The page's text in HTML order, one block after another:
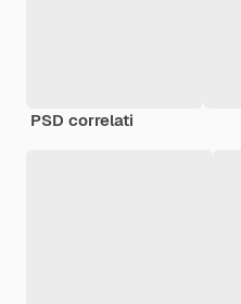
PSD correlati